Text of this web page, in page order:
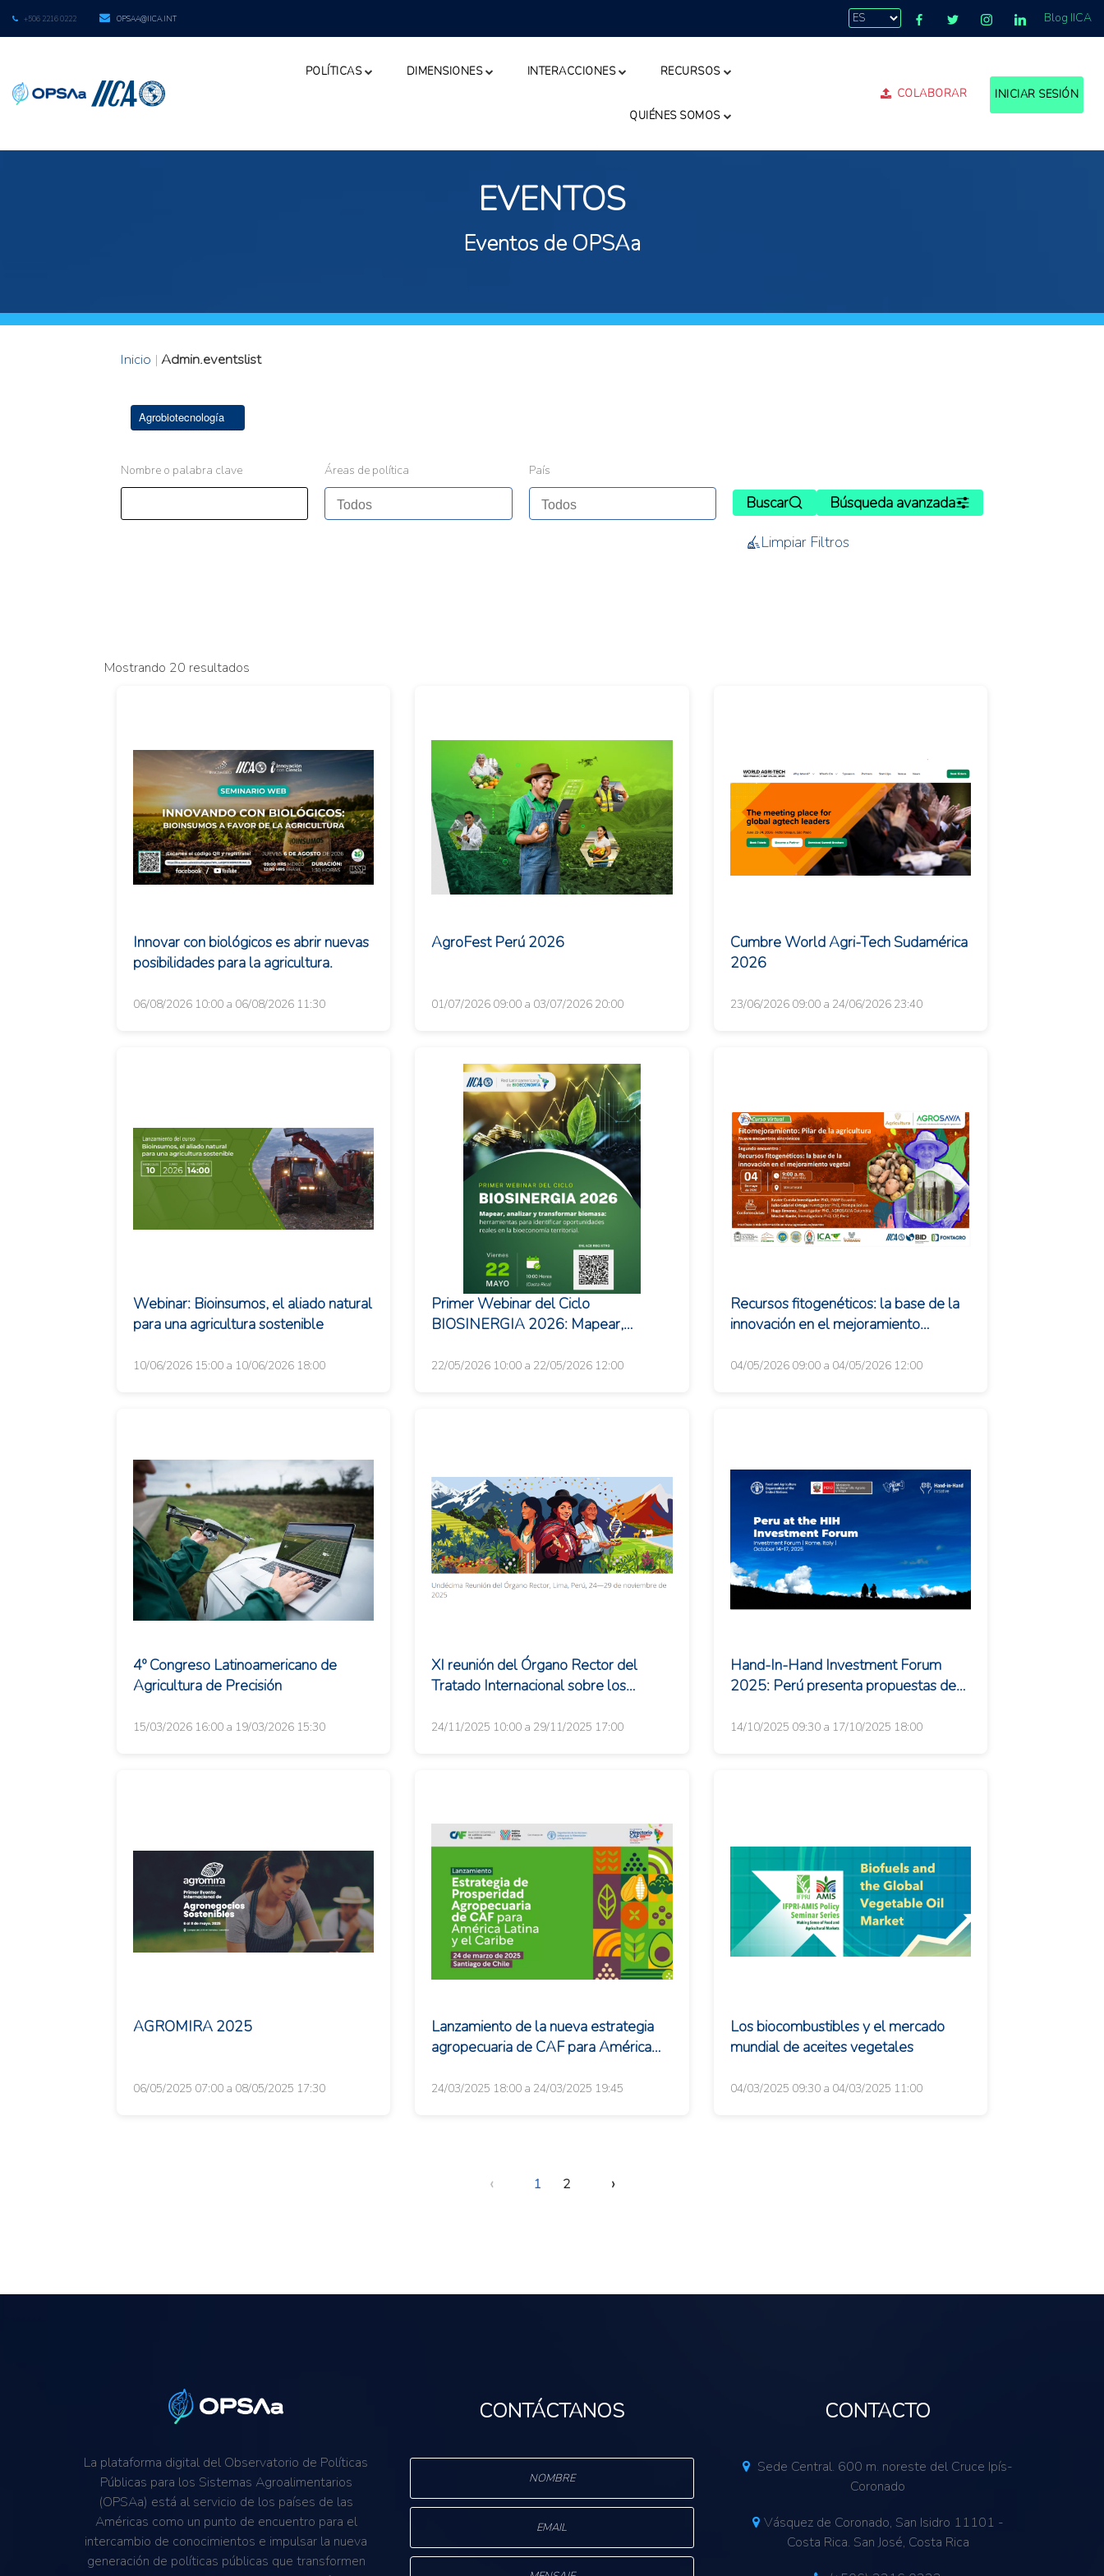
+506 2216 0222 OPSAA@IICA.INT Blog IICA
POLÍTICAS DIMENSIONES INTERACCIONES RECURSOS
QUIÉNES SOMOS
COLABORAR INICIAR SESIÓN
EVENTOS
Eventos de OPSAa
Inicio | Admin.eventslist
Agrobiotecnología
Nombre o palabra clave Áreas de política País
Buscar
Búsqueda avanzada
Limpiar Filtros
Mostrando 20 resultados
Innovar con biológicos es abrir nuevas
posibilidades para la agricultura.
06/08/2026 10:00 a 06/08/2026 11:30
AgroFest Perú 2026
01/07/2026 09:00 a 03/07/2026 20:00
Cumbre World Agri-Tech Sudamérica
2026
23/06/2026 09:00 a 24/06/2026 23:40
Webinar: Bioinsumos, el aliado natural
para una agricultura sostenible
10/06/2026 15:00 a 10/06/2026 18:00
Primer Webinar del Ciclo
BIOSINERGIA 2026: Mapear,
22/05/2026 10:00 a 22/05/2026 12:00
Recursos fitogenéticos: la base de la
innovación en el mejoramiento
04/05/2026 09:00 a 04/05/2026 12:00
4º Congreso Latinoamericano de
Agricultura de Precisión
15/03/2026 16:00 a 19/03/2026 15:30
XI reunión del Órgano Rector del
Tratado Internacional sobre los
Alimentación y la Ag...
24/11/2025 10:00 a 29/11/2025 17:00
Hand-In-Hand Investment Forum
2025: Perú presenta propuestas de
14/10/2025 09:30 a 17/10/2025 18:00
AGROMIRA 2025
06/05/2025 07:00 a 08/05/2025 17:30
Lanzamiento de la nueva estrategia
agropecuaria de CAF para América
futuro del s...
24/03/2025 18:00 a 24/03/2025 19:45
Los biocombustibles y el mercado
mundial de aceites vegetales
04/03/2025 09:30 a 04/03/2025 11:00
‹ 1 2 ›
La plataforma digital del Observatorio de Políticas
Públicas para los Sistemas Agroalimentarios
(OPSAa) está al servicio de los países de las
Américas como un punto de encuentro para el
intercambio de conocimientos e impulsar la nueva
generación de políticas públicas que transformen
CONTÁCTANOS CONTACTO
Sede Central. 600 m. noreste del Cruce Ipís-
Coronado
Vásquez de Coronado, San Isidro 11101 -
Costa Rica. San José, Costa Rica